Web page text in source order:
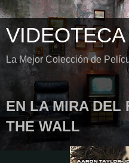
La Mejor Colección de
EN LA MIRA DEL
THE WALL